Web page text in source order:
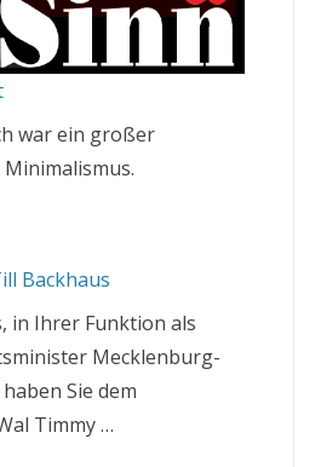
war ein großer
Backhaus
in Ihrer Funktion als
Mecklenburg-
Sie dem
Timmy …